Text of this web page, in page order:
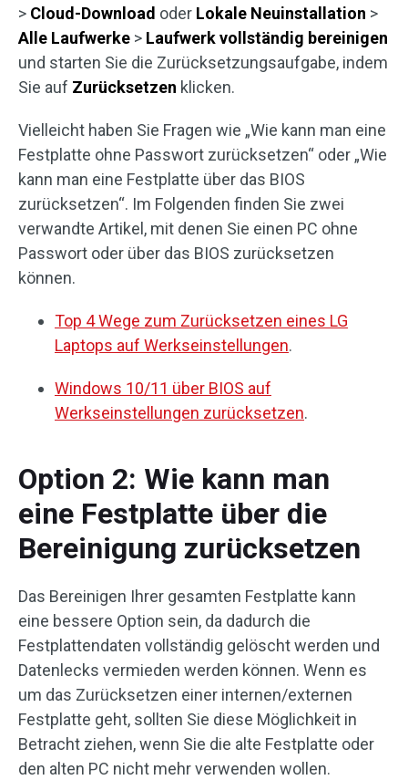
> Cloud-Download oder Lokale Neuinstallation >
Alle Laufwerke > Laufwerk vollständig bereinigen
und starten Sie die Zurücksetzungsaufgabe, indem
Sie auf Zurücksetzen klicken.
Vielleicht haben Sie Fragen wie „Wie kann man eine
Festplatte ohne Passwort zurücksetzen“ oder „Wie
kann man eine Festplatte über das BIOS
zurücksetzen“. Im Folgenden finden Sie zwei
verwandte Artikel, mit denen Sie einen PC ohne
Passwort oder über das BIOS zurücksetzen
können.
Top 4 Wege zum Zurücksetzen eines LG
Laptops auf Werkseinstellungen.
Windows 10/11 über BIOS auf
Werkseinstellungen zurücksetzen.
Option 2: Wie kann man
eine Festplatte über die
Bereinigung zurücksetzen
Das Bereinigen Ihrer gesamten Festplatte kann
eine bessere Option sein, da dadurch die
Festplattendaten vollständig gelöscht werden und
Datenlecks vermieden werden können. Wenn es
um das Zurücksetzen einer internen/externen
Festplatte geht, sollten Sie diese Möglichkeit in
Betracht ziehen, wenn Sie die alte Festplatte oder
den alten PC nicht mehr verwenden wollen.